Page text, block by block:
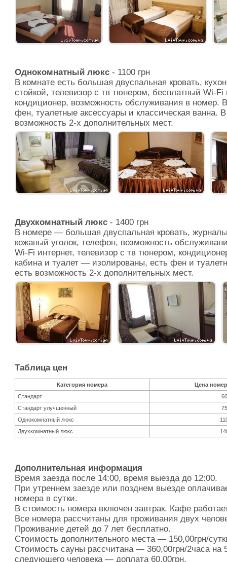
Однокомнатный люкс- 1100 грн
В комнате есть большая двуспальная кровать,
стойкой, телевизор с тв тюнером, бесплатный Wi-Fi
кондиционер, возможность обслуживания в номер.
фен, туалетные аксессуары и классическая ванна.
возможность 2-х дополнительных мест.
Двухкомнатный люкс- 1400 грн
В номере — большая двуспальная кровать,
кожаный уголок, телефон, возможность
Wi-Fi интернет, телевизор с тв тюнером,
кабина и туалет — изолированы, есть фен и
есть возможность 2-х дополнительных мест.
Таблица цен
Категория номера
Цена
Стандарт
Стандарт улучшенный
Однокомнатный люкс
Двухкомнатный люкс
Дополнительная информация
Время заезда после 14:00, время выезда до 12:00.
При утреннем заезде или позднем выезде
номера в сутки.
В стоимость номера включен завтрак. Кафе
Все номера рассчитаны для проживания двух
Проживание детей до 7 лет бесплатно.
Стоимость дополнительного места — 150,00грн/
Стоимость сауны рассчитана — 360,00грн/2часа на
следующего человека — доплата 60,00грн.